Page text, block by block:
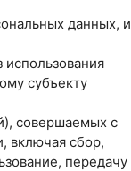
данных, и
субъекту
совершаемых с
включая сбор,
передачу